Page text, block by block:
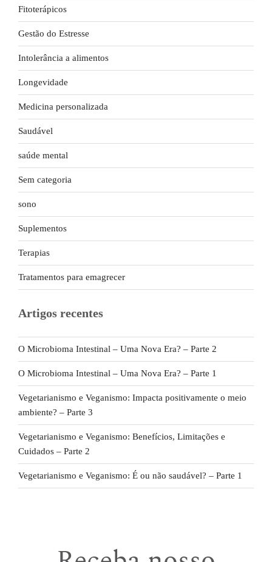
Fitoterápicos
Gestão do Estresse
Intolerância a alimentos
Longevidade
Medicina personalizada
Saudável
saúde mental
Sem categoria
sono
Suplementos
Terapias
Tratamentos para emagrecer
Artigos recentes
O Microbioma Intestinal – Uma Nova Era? – Parte 2
O Microbioma Intestinal – Uma Nova Era? – Parte 1
Vegetarianismo e Veganismo: Impacta positivamente o meio
ambiente? – Parte 3
Vegetarianismo e Veganismo: Benefícios, Limitações e
Cuidados – Parte 2
Vegetarianismo e Veganismo: É ou não saudável? – Parte 1